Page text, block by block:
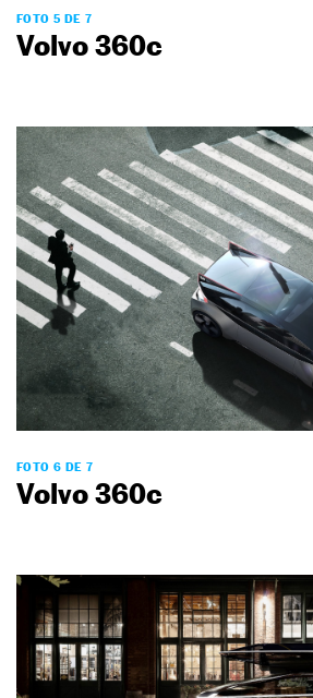
FOTO 5 DE 7
Volvo 360c
FOTO 6 DE 7
Volvo 360c